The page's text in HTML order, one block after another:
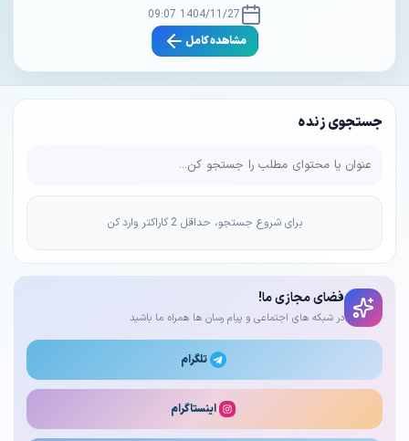
جستجوی زنده
برای شروع جستجو، حداقل 2 کاراکتر وارد کن
فضای مجازی ما!
در شبکه های اجتماعی و پیام رسان ها همراه ما باشید
تلگرام
اینستاگرام
1404/11/27 09:07
مشاهده کامل